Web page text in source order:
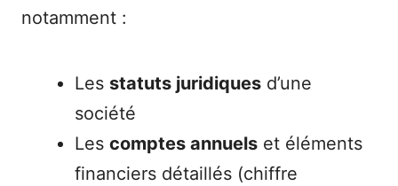
notamment :
Les statuts juridiques d’une
société
Les comptes annuels et éléments
financiers détaillés (chiffre